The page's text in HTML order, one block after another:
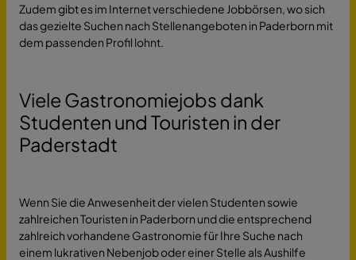
Zudem gibt es im Internet verschiedene Jobbörsen, wo sich
das gezielte Suchen nach Stellenangeboten in Paderborn mit
dem passenden Profil lohnt.
Viele Gastronomiejobs dank
Studenten und Touristen in der
Paderstadt
Wenn Sie die Anwesenheit der vielen Studenten sowie
zahlreichen Touristen in Paderborn und die entsprechend
zahlreich vorhandene Gastronomie für Ihre Suche nach
einem lukrativen Nebenjob oder einer Stelle als Aushilfe